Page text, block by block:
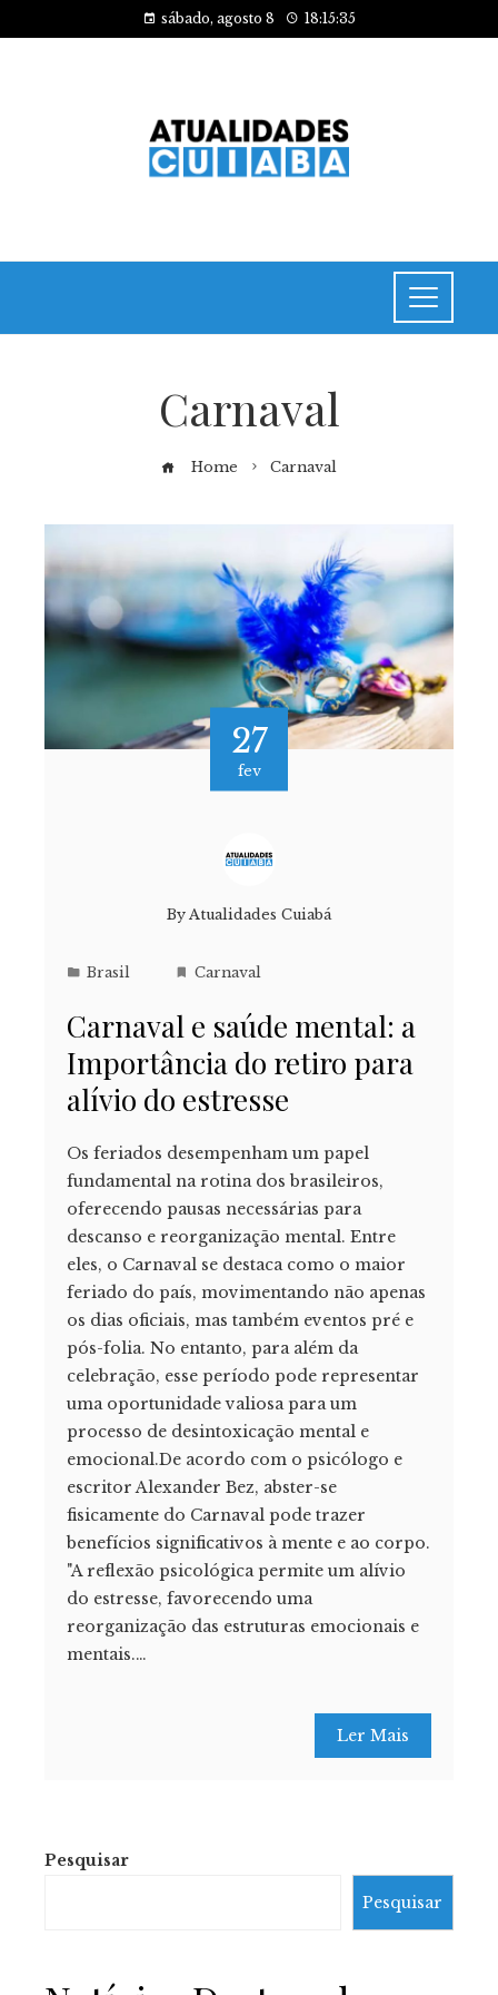
sábado, agosto 8 18:15:35
Carnaval
Home Carnaval
27
fev
By Atualidades Cuiabá
Brasil Carnaval
Carnaval e saúde mental: a
Importância do retiro para
alívio do estresse
Os feriados desempenham um papel
fundamental na rotina dos brasileiros,
oferecendo pausas necessárias para
descanso e reorganização mental. Entre
eles, o Carnaval se destaca como o maior
feriado do país, movimentando não apenas
os dias oficiais, mas também eventos pré e
pós-folia. No entanto, para além da
celebração, esse período pode representar
uma oportunidade valiosa para um
processo de desintoxicação mental e
emocional.De acordo com o psicólogo e
escritor Alexander Bez, abster-se
fisicamente do Carnaval pode trazer
benefícios significativos à mente e ao corpo.
"A reflexão psicológica permite um alívio
do estresse, favorecendo uma
reorganização das estruturas emocionais e
mentais.…
Ler Mais
Pesquisar
Pesquisar